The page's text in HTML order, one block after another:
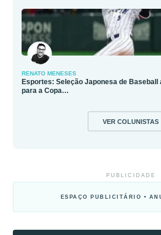
RENATO MENESES
Esportes: Seleção Japonesa de
para a Copa…
VER COLUNISTAS
PUBLICIDADE
ESPAÇO PUBLICITÁRIO •